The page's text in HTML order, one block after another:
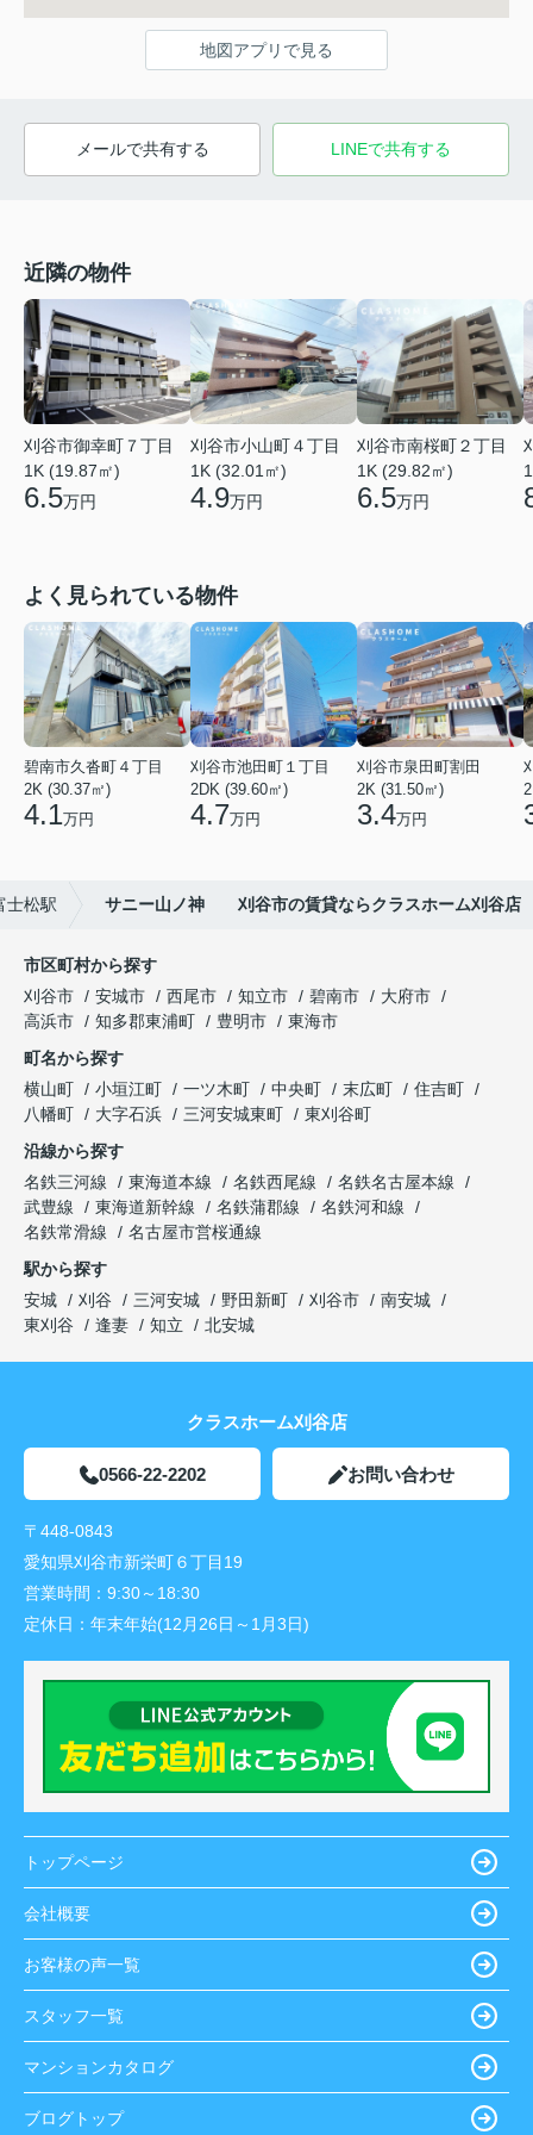
地図アプリで見る
メールで共有する LINEで共有する
近隣の物件
刈谷市御幸町７丁目
1K (19.87㎡)
6.5万円
刈谷市小山町４丁目
1K (32.01㎡)
4.9万円
刈谷市南桜町２丁目
1K (29.82㎡)
6.5万円
よく見られている物件
碧南市久沓町４丁目
2K (30.37㎡)
4.1万円
刈谷市池田町１丁目
2DK (39.60㎡)
4.7万円
刈谷市泉田町割田
2K (31.50㎡)
3.4万円
士松駅 サニー山ノ神 刈谷市の賃貸ならクラスホーム刈谷店
市区町村から探す
刈谷市
安城市 西尾市 知立市 碧南市
大府市
高浜市
知多郡東浦町 豊明市
東海市
町名から探す
横山町
小垣江町 一ツ木町 中央町 末広町
住吉町
八幡町
大字石浜 三河安城東町
東刈谷町
沿線から探す
名鉄三河線
東海道本線 名鉄西尾線
名鉄名古屋本線
武豊線
東海道新幹線 名鉄蒲郡線
名鉄河和線
名鉄常滑線
名古屋市営桜通線
駅から探す
安城
刈谷 三河安城 野田新町 刈谷市
南安城
東刈谷
逢妻 知立 北安城
クラスホーム刈谷店
0566-22-2202 お問い合わせ
〒448-0843
愛知県刈谷市新栄町６丁目19
営業時間： 9:30～18:30
定休日： 年末年始(12月26日～1月3日)
トップページ
会社概要
お客様の声一覧
スタッフ一覧
マンションカタログ
ブログトップ